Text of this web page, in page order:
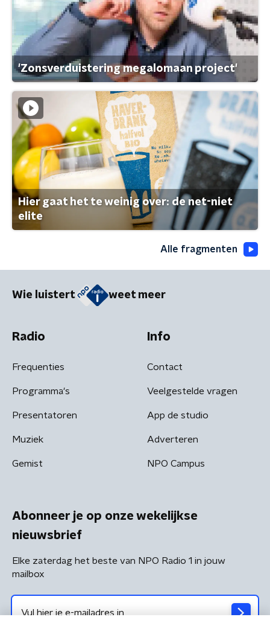
'Zonsverduistering megalomaan project'
Hier gaat het te weinig over: de net-niet
elite
Alle fragmenten
Wie luistert weet meer
Radio
Frequenties
Programma's
Presentatoren
Muziek
Gemist
Info
Contact
Veelgestelde vragen
App de studio
Adverteren
NPO Campus
Abonneer je op onze wekelijkse
nieuwsbrief
Elke zaterdag het beste van NPO Radio 1 in jouw
mailbox